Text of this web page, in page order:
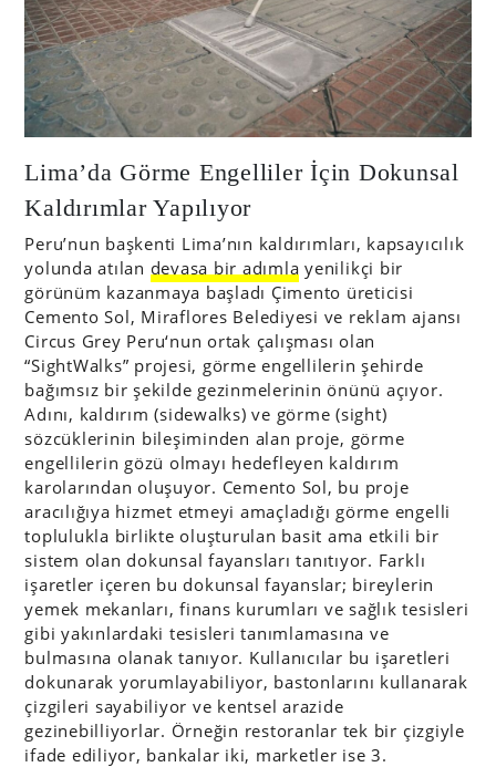
Lima’da Görme Engelliler İçin Dokunsal
Kaldırımlar Yapılıyor
Peru’nun başkenti Lima’nın kaldırımları, kapsayıcılık
yolunda atılan devasa bir adımla yenilikçi bir
görünüm kazanmaya başladı Çimento üreticisi
Cemento Sol, Miraflores Belediyesi ve reklam ajansı
Circus Grey Peru‘nun ortak çalışması olan
“SightWalks” projesi, görme engellilerin şehirde
bağımsız bir şekilde gezinmelerinin önünü açıyor.
Adını, kaldırım (sidewalks) ve görme (sight)
sözcüklerinin bileşiminden alan proje, görme
engellilerin gözü olmayı hedefleyen kaldırım
karolarından oluşuyor. Cemento Sol, bu proje
aracılığıya hizmet etmeyi amaçladığı görme engelli
toplulukla birlikte oluşturulan basit ama etkili bir
sistem olan dokunsal fayansları tanıtıyor. Farklı
işaretler içeren bu dokunsal fayanslar; bireylerin
yemek mekanları, finans kurumları ve sağlık tesisleri
gibi yakınlardaki tesisleri tanımlamasına ve
bulmasına olanak tanıyor. Kullanıcılar bu işaretleri
dokunarak yorumlayabiliyor, bastonlarını kullanarak
çizgileri sayabiliyor ve kentsel arazide
gezinebilliyorlar. Örneğin restoranlar tek bir çizgiyle
ifade ediliyor, bankalar iki, marketler ise 3.